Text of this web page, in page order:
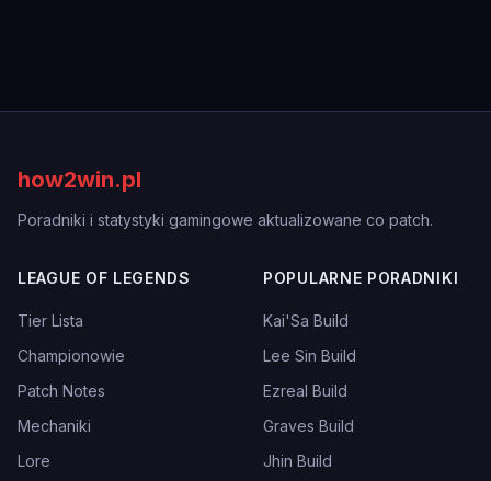
how2win.pl
Poradniki i statystyki gamingowe aktualizowane co patch.
LEAGUE OF LEGENDS
Tier Lista
Championowie
Patch Notes
Mechaniki
Lore
POPULARNE PORADNIKI
Kai'Sa Build
Lee Sin Build
Ezreal Build
Graves Build
Jhin Build